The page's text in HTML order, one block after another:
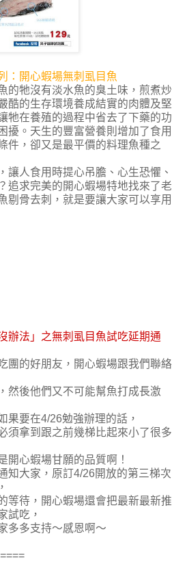
：開心蝦場無刺虱目魚
的牠沒有淡水魚的臭土味，煎煮炒
酷的生存環境養成結實的肉體及堅
牠在養殖的過程中省去了下藥的功
擾。天生的豐富營養則增加了食用
件，卻又是最平價的料理魚種之
讓人食用時提心吊膽、心生恐懼、
追求完美的開心蝦場特地找來了老
剔骨去刺，就是要讓大家可以享用
辦法」之無刺虱目魚試吃延期通
團的好朋友，開心蝦場跟我們聯絡
然後他們又不可能幫魚打成長激
果要在4/26勉強辦理的話，
須拿到跟之前幾梯比起來小了很多
開心蝦場甘願的品質啊！
知大家，原訂4/26開放的第三梯次
等待，開心蝦場還會把最新最新推
試吃，
多多支持～感恩啊～